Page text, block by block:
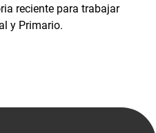
reciente para trabajar
y Primario.